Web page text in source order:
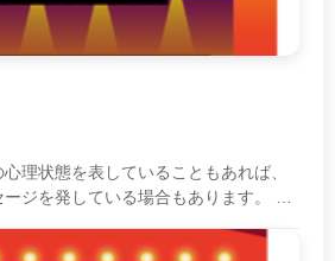
理状態を表していることもあれば、
ジを発している場合もあります。 た
上手に受け取り・・・